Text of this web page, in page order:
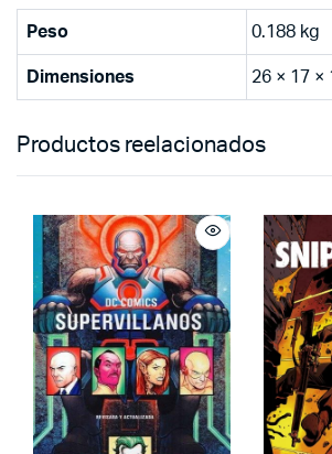
Peso 0.188 kg
Dimensiones 26 × 17 ×
Productos reelacionados